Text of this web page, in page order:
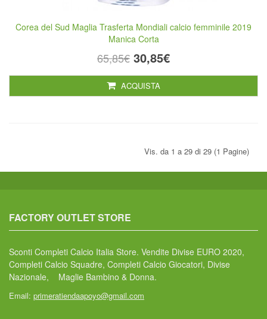
Corea del Sud Maglia Trasferta Mondiali calcio femminile 2019
Manica Corta
65,85€ 30,85€
ACQUISTA
Vis. da 1 a 29 di 29 (1 Pagine)
FACTORY OUTLET STORE
Sconti Completi Calcio Italia Store. Vendite Divise EURO 2020,
Completi Calcio Squadre, Completi Calcio Giocatori, Divise
Nazionale, Maglie Bambino & Donna.
Email: primeratiendaapoyo@gmail.com